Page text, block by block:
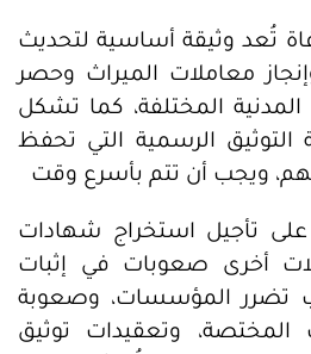
تُعد وثيقة أساسية لتحديث
معاملات الميراث وحصر
المدنية المختلفة، كما تشكل
الرسمية التي تحفظ
ويجب أن تتم بأسرع وقت
تأجيل استخراج شهادات
أخرى صعوبات في إثبات
تضرر المؤسسات، وصعوبة
وتعقيدات توثيق